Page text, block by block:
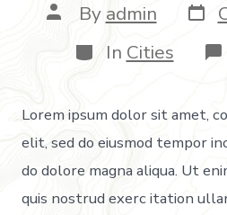
By admin
In Cities
Lorem ipsum dolor sit amet,
elit, sed do eiusmod tempor
do dolore magna aliqua. Ut
quis nostrud exerc itation